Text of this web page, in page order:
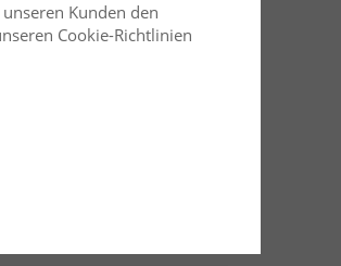
über das Mikrofon
profitieren sowohl die
und ermöglicht
dem Seminar
Kunden den
Cookie-Richtlinien